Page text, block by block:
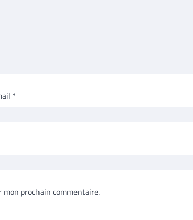
*
prochain commentaire.